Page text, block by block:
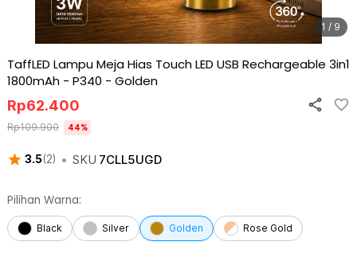
1 / 9
TaffLED Lampu Meja Hias Touch LED USB Rechargeable 3in1
1800mAh - P340 - Golden
3.5(2) • SKU 7CLL5UGD
Rp62.400
Rp109.900 44%
Pilihan Warna:
Black Silver Golden Rose Gold